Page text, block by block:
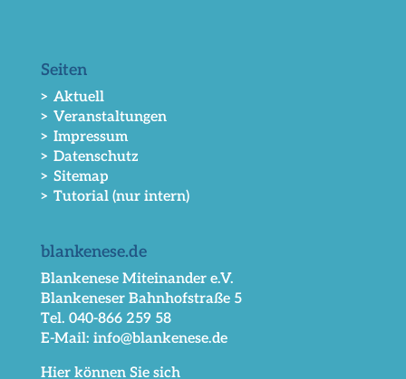
Seiten
> Aktuell
> Veranstaltungen
> Impressum
> Datenschutz
> Sitemap
> Tutorial (nur intern)
blankenese.de
Blankenese Miteinander e.V.
Blankeneser Bahnhofstraße 5
Tel. 040-866 259 58
E-Mail: info@blankenese.de
Hier können Sie sich